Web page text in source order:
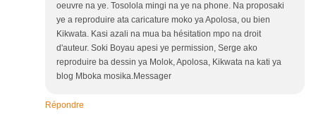
oeuvre na ye. Tosolola mingi na ye na phone. Na proposaki
ye a reproduire ata caricature moko ya Apolosa, ou bien
Kikwata. Kasi azali na mua ba hésitation mpo na droit
d'auteur. Soki Boyau apesi ye permission, Serge ako
reproduire ba dessin ya Molok, Apolosa, Kikwata na kati ya
blog Mboka mosika.Messager
Répondre